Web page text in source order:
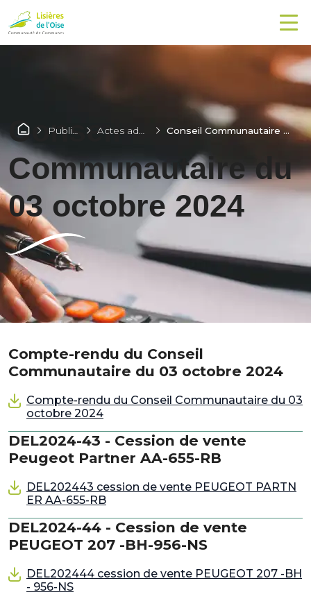
Publications Actes administratifs Conseil Communautaire du 03 octobre 2024
Conseil
Communautaire du
03 octobre 2024
Compte-rendu du Conseil
Communautaire du 03 octobre 2024
Compte-rendu du Conseil Communautaire du 03
octobre 2024
DEL2024-43 - Cession de vente
Peugeot Partner AA-655-RB
DEL202443 cession de vente PEUGEOT PARTN
ER AA-655-RB
DEL2024-44 - Cession de vente
PEUGEOT 207 -BH-956-NS
DEL202444 cession de vente PEUGEOT 207 -BH
- 956-NS